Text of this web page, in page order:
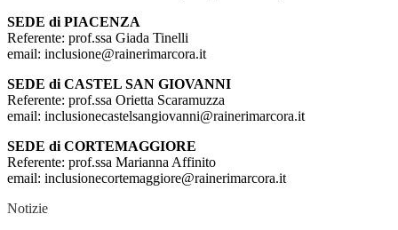
SEDE di PIACENZA
Referente: prof.ssa Giada Tinelli
email: inclusione@rainerimarcora.it
SEDE di CASTEL SAN GIOVANNI
Referente: prof.ssa Orietta Scaramuzza
email: inclusionecastelsangiovanni@rainerimarcora.it
SEDE di CORTEMAGGIORE
Referente: prof.ssa Marianna Affinito
email: inclusionecortemaggiore@rainerimarcora.it
Notizie